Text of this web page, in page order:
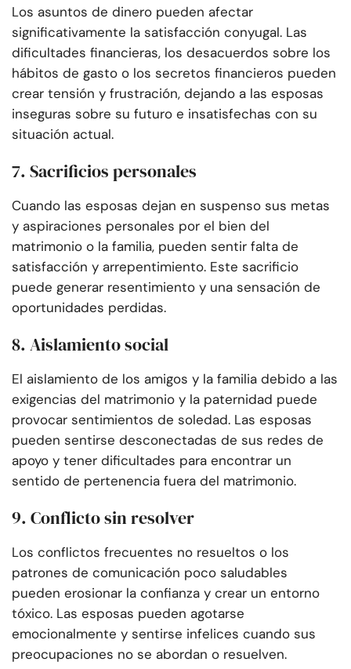
Los asuntos de dinero pueden afectar
significativamente la satisfacción conyugal. Las
dificultades financieras, los desacuerdos sobre los
hábitos de gasto o los secretos financieros pueden
crear tensión y frustración, dejando a las esposas
inseguras sobre su futuro e insatisfechas con su
situación actual.
7. Sacrificios personales
Cuando las esposas dejan en suspenso sus metas
y aspiraciones personales por el bien del
matrimonio o la familia, pueden sentir falta de
satisfacción y arrepentimiento. Este sacrificio
puede generar resentimiento y una sensación de
oportunidades perdidas.
8. Aislamiento social
El aislamiento de los amigos y la familia debido a las
exigencias del matrimonio y la paternidad puede
provocar sentimientos de soledad. Las esposas
pueden sentirse desconectadas de sus redes de
apoyo y tener dificultades para encontrar un
sentido de pertenencia fuera del matrimonio.
9. Conflicto sin resolver
Los conflictos frecuentes no resueltos o los
patrones de comunicación poco saludables
pueden erosionar la confianza y crear un entorno
tóxico. Las esposas pueden agotarse
emocionalmente y sentirse infelices cuando sus
preocupaciones no se abordan o resuelven.